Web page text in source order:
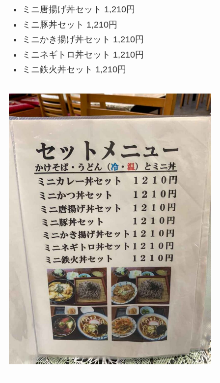
ミニ唐揚げ丼セット 1,210円
ミニ豚丼セット 1,210円
ミニかき揚げ丼セット 1,210円
ミニネギトロ丼セット 1,210円
ミニ鉄火丼セット 1,210円